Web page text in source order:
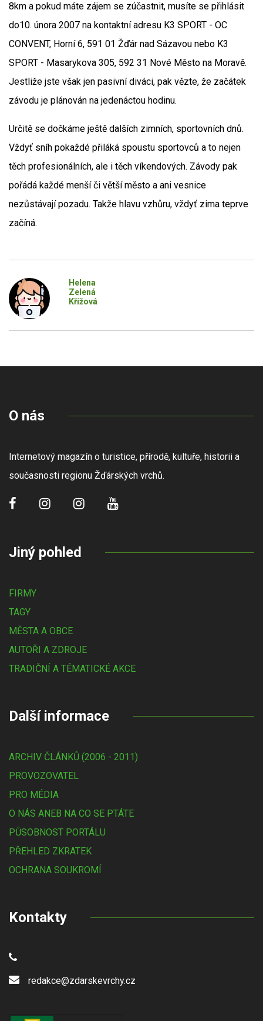
8km a pokud máte zájem se zúčastnit, musíte se přihlásit
do10. února 2007 na kontaktní adresu K3 SPORT - OC
CONVENT, Horní 6, 591 01 Žďár nad Sázavou nebo K3
SPORT - Masarykova 305, 592 31 Nové Město na Moravě.
Jestliže jste však jen pasivní diváci, pak vězte, že začátek
závodu je plánován na jedenáctou hodinu.
Určitě se dočkáme ještě dalších zimních, sportovních dnů.
Vždyť sníh pokaždé přiláká spoustu sportovců a to nejen
těch profesionálních, ale i těch víkendových. Závody pak
pořádá každé menší či větší město a ani vesnice
nezůstávají pozadu. Takže hlavu vzhůru, vždyť zima teprve
začíná.
Helena
Zelená
Křížová
O nás
Internetový magazín o turistice, přírodě, kultuře, historii a
současnosti regionu Žďárských vrchů.
Jiný pohled
FIRMY
TAGY
MĚSTA A OBCE
AUTOŘI A ZDROJE
TRADIČNÍ A TÉMATICKÉ AKCE
Další informace
ARCHIV ČLÁNKŮ (2006 - 2011)
PROVOZOVATEL
PRO MÉDIA
O NÁS ANEB NA CO SE PTÁTE
PŮSOBNOST PORTÁLU
PŘEHLED ZKRATEK
OCHRANA SOUKROMÍ
Kontakty
redakce@zdarskevrchy.cz